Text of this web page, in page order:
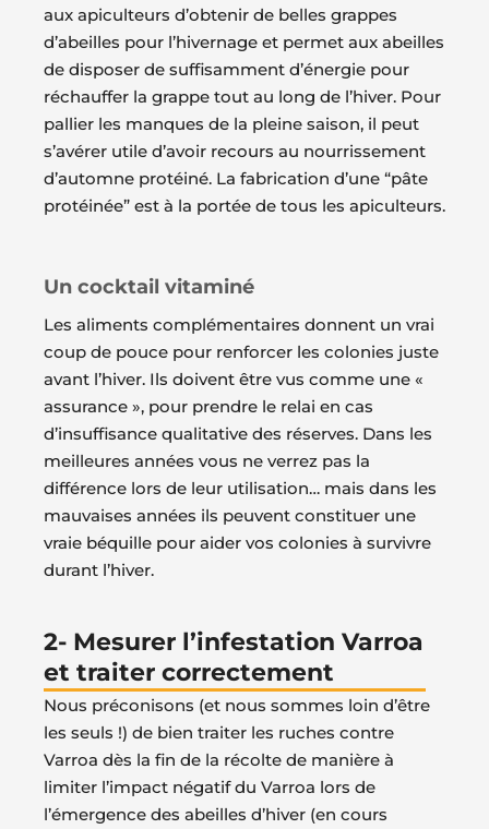
aux apiculteurs d’obtenir de belles grappes
d’abeilles pour l’hivernage et permet aux abeilles
de disposer de suffisamment d’énergie pour
réchauffer la grappe tout au long de l’hiver. Pour
pallier les manques de la pleine saison, il peut
s’avérer utile d’avoir recours au nourrissement
d’automne protéiné. La fabrication d’une “pâte
protéinée” est à la portée de tous les apiculteurs.
Un cocktail vitaminé
Les aliments complémentaires donnent un vrai
coup de pouce pour renforcer les colonies juste
avant l’hiver. Ils doivent être vus comme une «
assurance », pour prendre le relai en cas
d’insuffisance qualitative des réserves. Dans les
meilleures années vous ne verrez pas la
différence lors de leur utilisation… mais dans les
mauvaises années ils peuvent constituer une
vraie béquille pour aider vos colonies à survivre
durant l’hiver.
2- Mesurer l’infestation Varroa
et traiter correctement
Nous préconisons (et nous sommes loin d’être
les seuls !) de bien traiter les ruches contre
Varroa dès la fin de la récolte de manière à
limiter l’impact négatif du Varroa lors de
l’émergence des abeilles d’hiver (en cours